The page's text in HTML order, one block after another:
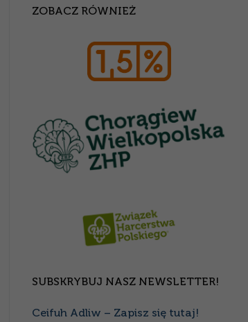
ZOBACZ RÓWNIEŻ
SUBSKRYBUJ NASZ NEWSLETTER!
Ceifuh Adliw – Zapisz się tutaj!